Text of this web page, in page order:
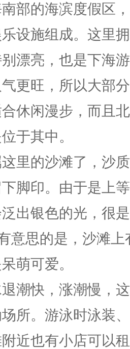
部的海滨度假区
设施组成。这里
漂亮，也是下海
更旺，所以大部
休闲漫步，而且
于其中。
里的沙滩了，沙
脚印。由于是上
出银色的光，很
意思的是，沙滩
萌可爱。
潮快，涨潮慢，
所。游泳时泳装
近也有小店可以